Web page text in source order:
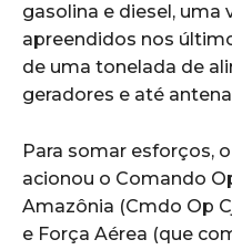
gasolina e diesel, uma
apreendidos nos
de uma tonelada de
geradores e até
Para somar esforços,
acionou o Comando
Amazônia (Cmdo Op
e Força Aérea (que